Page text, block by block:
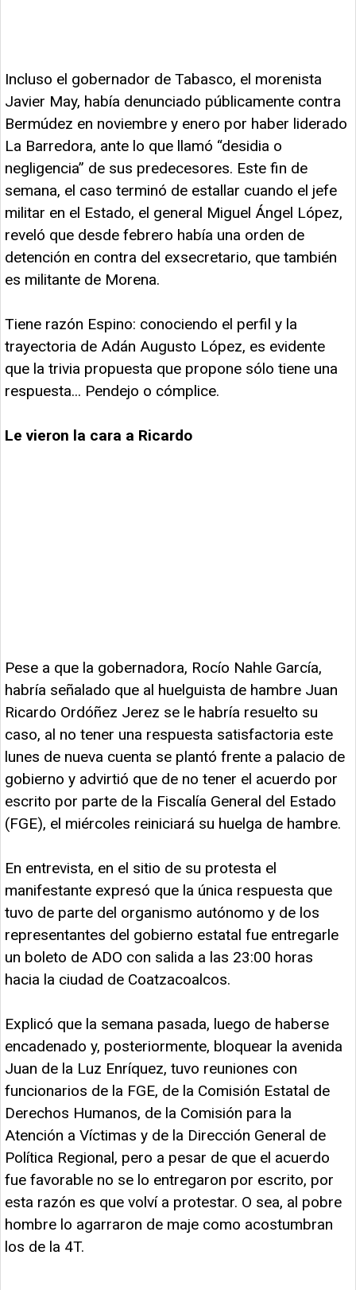
Incluso el gobernador de Tabasco, el morenista
Javier May, había denunciado públicamente contra
Bermúdez en noviembre y enero por haber liderado
La Barredora, ante lo que llamó “desidia o
negligencia” de sus predecesores. Este fin de
semana, el caso terminó de estallar cuando el jefe
militar en el Estado, el general Miguel Ángel López,
reveló que desde febrero había una orden de
detención en contra del exsecretario, que también
es militante de Morena.
Tiene razón Espino: conociendo el perfil y la
trayectoria de Adán Augusto López, es evidente
que la trivia propuesta que propone sólo tiene una
respuesta... Pendejo o cómplice.
Le vieron la cara a Ricardo
Pese a que la gobernadora, Rocío Nahle García,
habría señalado que al huelguista de hambre Juan
Ricardo Ordóñez Jerez se le habría resuelto su
caso, al no tener una respuesta satisfactoria este
lunes de nueva cuenta se plantó frente a palacio de
gobierno y advirtió que de no tener el acuerdo por
escrito por parte de la Fiscalía General del Estado
(FGE), el miércoles reiniciará su huelga de hambre.
En entrevista, en el sitio de su protesta el
manifestante expresó que la única respuesta que
tuvo de parte del organismo autónomo y de los
representantes del gobierno estatal fue entregarle
un boleto de ADO con salida a las 23:00 horas
hacia la ciudad de Coatzacoalcos.
Explicó que la semana pasada, luego de haberse
encadenado y, posteriormente, bloquear la avenida
Juan de la Luz Enríquez, tuvo reuniones con
funcionarios de la FGE, de la Comisión Estatal de
Derechos Humanos, de la Comisión para la
Atención a Víctimas y de la Dirección General de
Política Regional, pero a pesar de que el acuerdo
fue favorable no se lo entregaron por escrito, por
esta razón es que volví a protestar. O sea, al pobre
hombre lo agarraron de maje como acostumbran
los de la 4T.